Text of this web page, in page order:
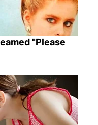
"Please